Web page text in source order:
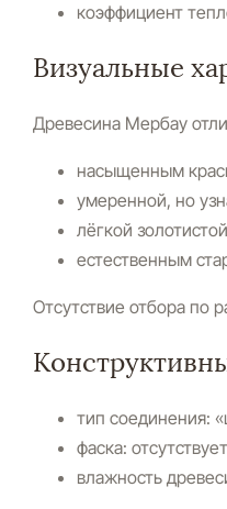
коэффициент
Визуальные
Древесина Мербау
насыщенным
умеренной, но
лёгкой
естественным
Отсутствие отбора по
тип соединения:
фаска:
влажность